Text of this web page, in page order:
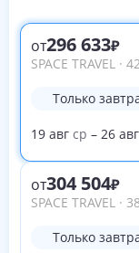
от296 633
SPACE TRAVEL ·
Только
19 авг ср – 26 авг
от304 504
SPACE TRAVEL ·
Только